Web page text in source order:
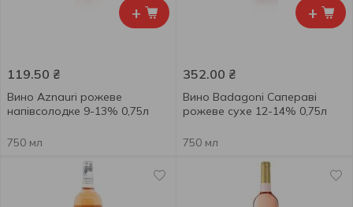
+
119.50 ₴
Вино Aznauri рожеве
напівсолодке 9-13% 0,75л
750 мл
+
352.00 ₴
Вино Badagoni Сапераві
рожеве сухе 12-14% 0,75л
750 мл